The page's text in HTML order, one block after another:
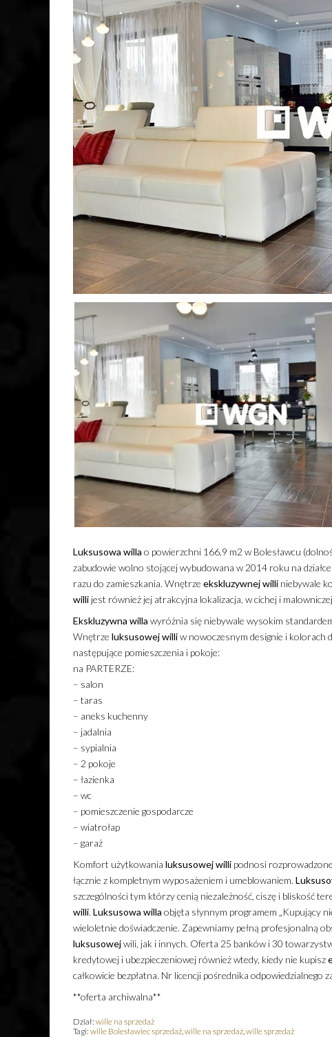
Luksusowa willa o powierzchni 166,9 m2 w Bolesławcu
zabudowie wolno stojącej wybudowana w 2014 roku na
razu do zamieszkania. Wnętrze ekskluzywnej williniebywale
willijest również jej atrakcyjna lokalizacja, w cichej i
Ekskluzywna willa wyróżnia się niebywale wysokim
Wnętrze luksusowej williw nowoczesnym designie i kolorach
następujące pomieszczenia i pokoje:
na PARTERZE:
– salon
– taras
– aneks kuchenny
– jadalnia
– sypialnia
– 2 pokoje
– łazienka
– wc
– pomieszczenie gospodarcze
– wiatrołap
– garaż
Komfort użytkowania luksusowej willipodnosi
łącznie z kompletnym wyposażeniem i umeblowaniem.
szczególności tym którzy cenią niezależność, ciszę i bliskość
willi. Luksusowa willa objęta słynnym programem „Kupujący
wieloletnie doświadczenie. Zapewniamy pełną profesjonalną
luksusowejwili, jak i innych. Oferta 25 banków i 30
kredytowej i ubezpieczeniowej również wtedy, kiedy nie kupisz
całkowicie bezpłatna. Nr licencji pośrednika
**oferta archiwalna**
Dział: wille na sprzedaż
Tagi: wille Bolesławiec sprzedaż, wille na sprzedaż, wille sprzedaż